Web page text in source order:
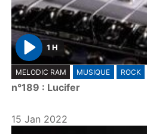
P
l
a
1 H
MELODIC RAM MUSIQUE ROCK
n°189 : Lucifer
15 Jan 2022